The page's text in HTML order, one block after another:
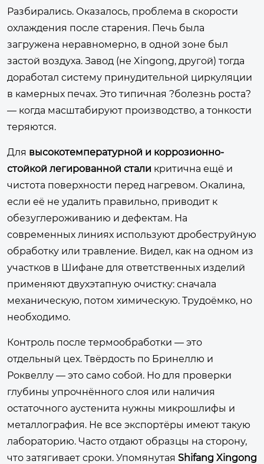
Разбирались. Оказалось, проблема в скорости
охлаждения после старения. Печь была
загружена неравномерно, в одной зоне был
застой воздуха. Завод (не Xingong, другой) тогда
доработал систему принудительной циркуляции
в камерных печах. Это типичная ?болезнь роста?
— когда масштабируют производство, а тонкости
теряются.
Для высокотемпературной и коррозионно-
стойкой легированной стали критична ещё и
чистота поверхности перед нагревом. Окалина,
если её не удалить правильно, приводит к
обезуглероживанию и дефектам. На
современных линиях используют дробеструйную
обработку или травление. Видел, как на одном из
участков в Шифане для ответственных изделий
применяют двухэтапную очистку: сначала
механическую, потом химическую. Трудоёмко, но
необходимо.
Контроль после термообработки — это
отдельный цех. Твёрдость по Бринеллю и
Роквеллу — это само собой. Но для проверки
глубины упрочнённого слоя или наличия
остаточного аустенита нужны микрошлифы и
металлография. Не все экспортёры имеют такую
лабораторию. Часто отдают образцы на сторону,
что затягивает сроки. Упомянутая Shifang Xingong